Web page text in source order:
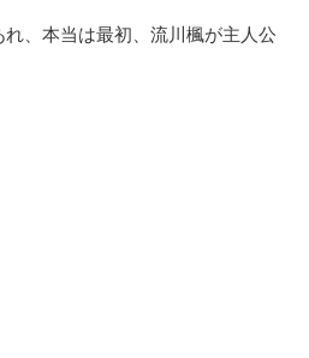
、本当は最初、流川楓が主人公